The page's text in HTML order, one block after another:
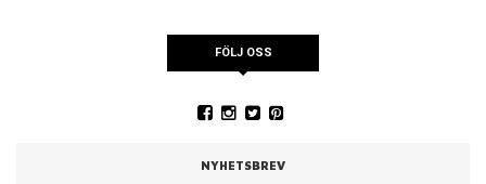
FÖLJ OSS
NYHETSBREV